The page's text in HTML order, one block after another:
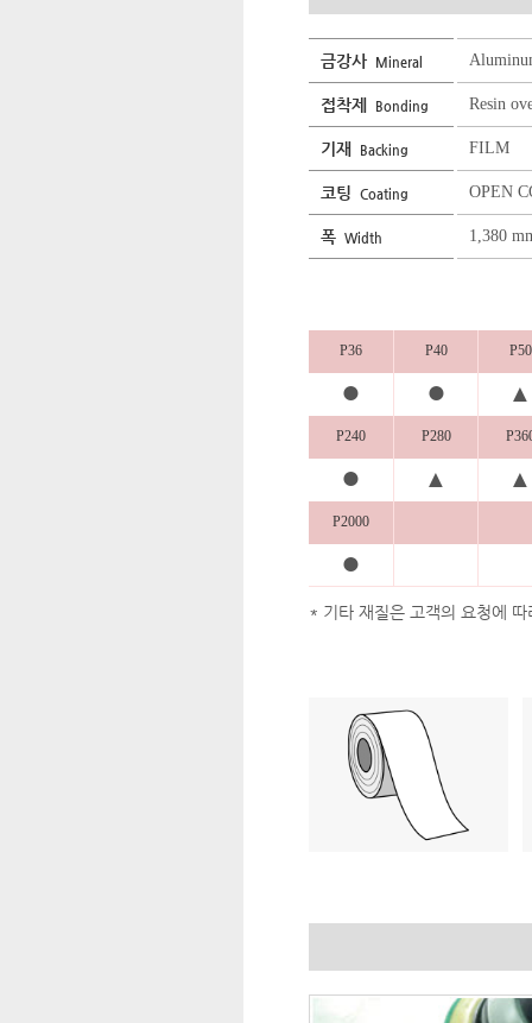
금강사 Mineral
접착제 Bonding Resin
기재 Backing FILM
코팅 Coating OPEN
폭 Width 1,380
P36 P40 P50
● ● ▲
P240 P280
● ▲ ▲
P2000
●
* 기타 재질은 고객의 요청에